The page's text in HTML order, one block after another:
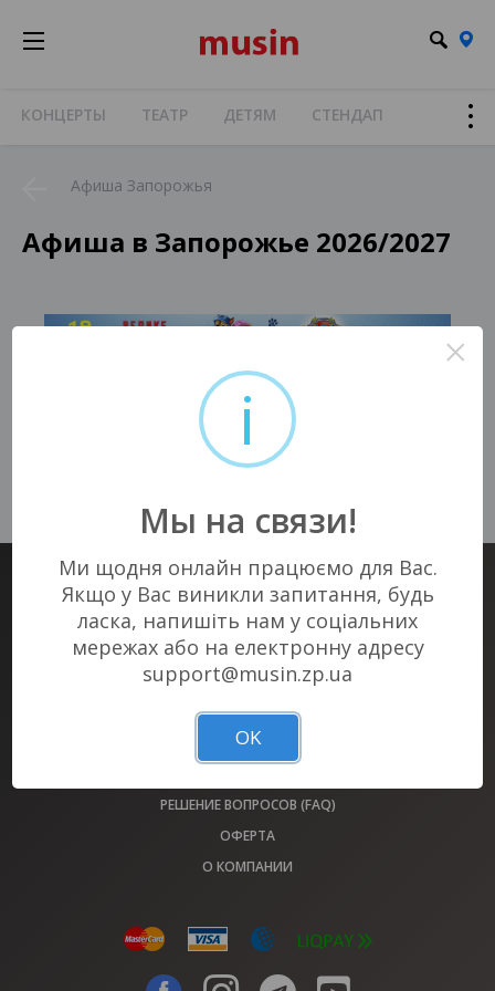
КОНЦЕРТЫ ТЕАТР ДЕТЯМ СТЕНДАП
Афиша Запорожья
Афиша в Запорожье 2026/2027
событий в Вашем городе :(
БИЛЕТНЫЙ СЕРВИС #1 В ЗАПОРОЖЬЕ
БИЛЕТЫ НА ВСЕ МЕРОПРИЯТИЯ ГОРОДА У НАС!
АФИША
ОБМЕН БИЛЕТОВ 2022 ГОДА
ПЛОЩАДКИ
РЕШЕНИЕ ВОПРОСОВ (FAQ)
ОФЕРТА
О КОМПАНИИ
i
Мы на связи!
×
Ми щодня онлайн працюємо для Вас.
Якщо у Вас виникли запитання, будь
ласка, напишіть нам у соціальних
мережах або на електронну адресу
support@musin.zp.ua
OK